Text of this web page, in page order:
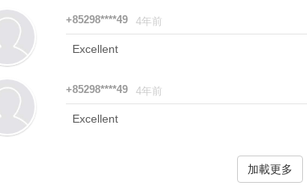
+85298****49 4年前
Excellent
+85298****49 4年前
Excellent
加載更多